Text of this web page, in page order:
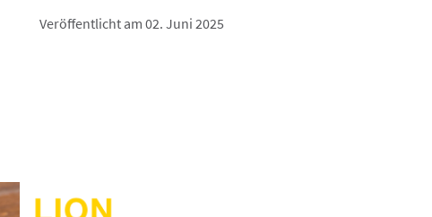
Veröffentlicht am 02. Juni 2025